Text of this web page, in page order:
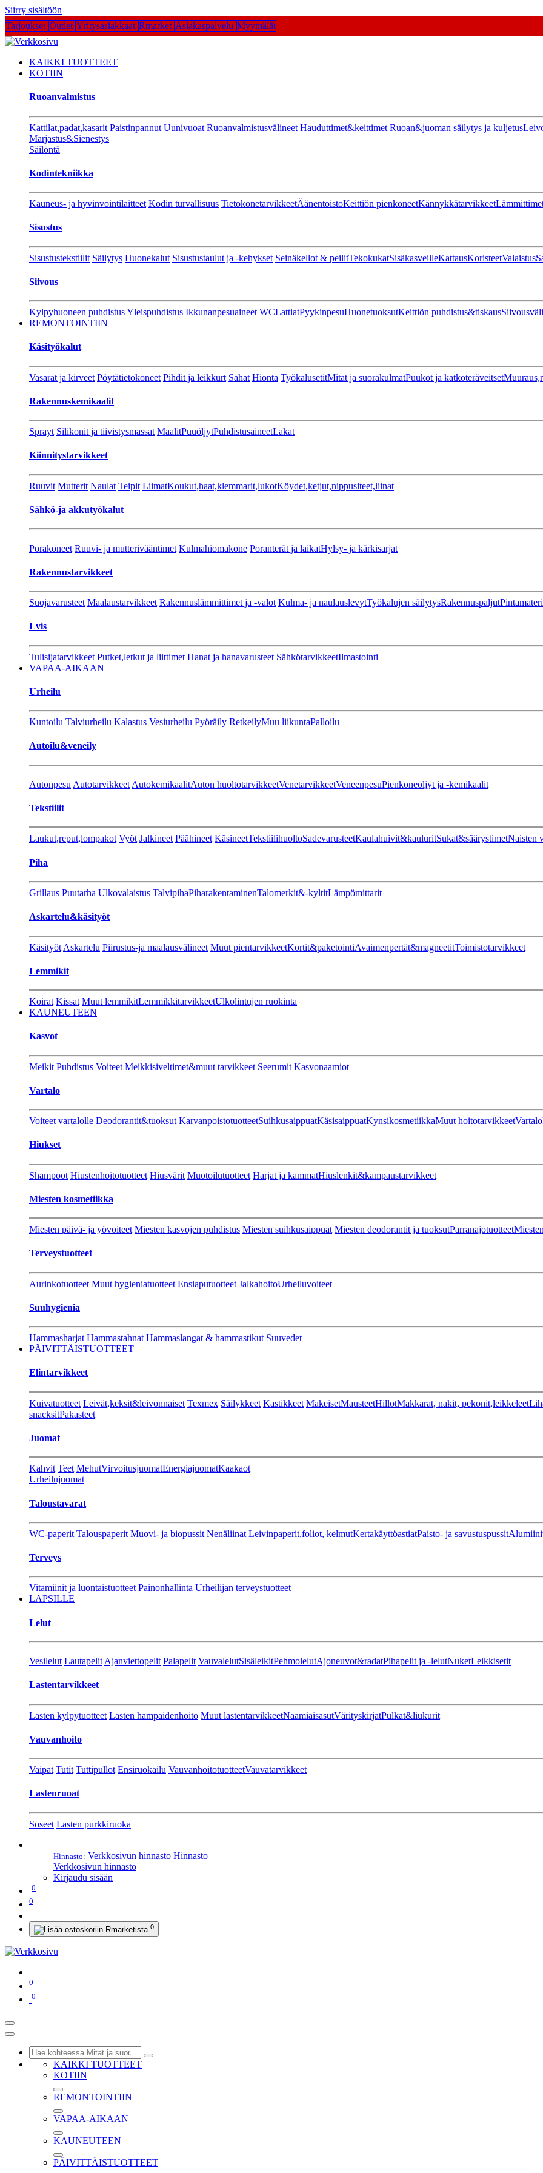
Siirry sisältöön
Tarjoukset Outlet Yritysasiakkaat Rmarket Asiakaspalvelu Myymälät
KAIKKI TUOTTEET
KOTIIN
Ruoanvalmistus
Kattilat,padat,kasarit Paistinpannut Uunivuoat Ruoanvalmistusvälineet Hauduttimet&keittimet Ruoan&juoman säilytys ja kuljetus
Marjastus&Sienestys
Säilöntä
Kodintekniikka
Kauneus- ja hyvinvointilaitteet Kodin turvallisuus TietokonetarvikkeetÄänentoistoKeittiön pienkoneetKännykkätarvikkeet
Sisustus
Sisustustekstiilit Säilytys Huonekalut Sisustustaulut ja -kehykset Seinäkellot & peilitTekokukatSisäkasveilleKattausKoristeetValaistus
Siivous
Kylpyhuoneen puhdistusYleispuhdistus Ikkunanpesuaineet WCLattiatPyykinpesuHuonetuoksutKeittiön puhdistus&tiskaus
REMONTOINTIIN
Käsityökalut
Vasarat ja kirveet Pöytätietokoneet Pihdit ja leikkurt Sahat Hionta TyökalusetitMitat ja suorakulmatPuukot ja katkoteräveitset
Rakennuskemikaalit
Sprayt Silikonit ja tiivistysmassat MaalitPuuöljytPuhdistusaineetLakat
Kiinnitystarvikkeet
Ruuvit Mutterit Naulat Teipit LiimatKoukut,haat,klemmarit,lukotKöydet,ketjut,nippusiteet,liinat
Sähkö-ja akkutyökalut
Porakoneet Ruuvi- ja mutterivääntimet Kulmahiomakone Poranterät ja laikatHylsy- ja kärkisarjat
Rakennustarvikkeet
Suojavarusteet Maalaustarvikkeet Rakennuslämmittimet ja -valot Kulma- ja naulauslevytTyökalujen säilytysRakennuspaljut
Lvis
Tulisijatarvikkeet Putket,letkut ja liittimet Hanat ja hanavarusteet SähkötarvikkeetIlmastointi
VAPAA-AIKAAN
Urheilu
Kuntoilu Talviurheilu Kalastus Vesiurheilu Pyöräily RetkeilyMuu liikuntaPalloilu
Autoilu&veneily
Autonpesu Autotarvikkeet AutokemikaalitAuton huoltotarvikkeetVenetarvikkeetVeneenpesuPienkoneöljyt ja -kemikaalit
Tekstiilit
Laukut,reput,lompakot Vyöt Jalkineet Päähineet KäsineetTekstiilihuoltoSadevarusteetKaulahuivit&kauluritSukat&säärystimetNaisten
Piha
Grillaus Puutarha Ulkovalaistus TalvipihaPiharakentaminenTalomerkit&-kyltitLämpömittarit
Askartelu&käsityöt
Käsityöt Askartelu Piirustus-ja maalausvälineet Muut pientarvikkeetKortit&paketointiAvaimenpertät&magneetitToimistotarvikkeet
Lemmikit
Koirat Kissat Muut lemmikitLemmikkitarvikkeetUlkolintujen ruokinta
KAUNEUTEEN
Kasvot
Meikit Puhdistus Voiteet Meikkisiveltimet&muut tarvikkeet Seerumit Kasvonaamiot
Vartalo
Voiteet vartalolle Deodorantit&tuoksut KarvanpoistotuotteetSuihkusaippuatKäsisaippuatKynsikosmetiikkaMuut hoitotarvikkeet
Hiukset
Shampoot Hiustenhoitotuotteet Hiusvärit Muotoilutuotteet Harjat ja kammatHiuslenkit&kampaustarvikkeet
Miesten kosmetiikka
Miesten päivä- ja yövoiteet Miesten kasvojen puhdistus Miesten suihkusaippuat Miesten deodorantit ja tuoksutParranajotuotteet
Terveystuotteet
Aurinkotuotteet Muut hygieniatuotteet Ensiaputuotteet JalkahoitoUrheiluvoiteet
Suuhygienia
Hammasharjat Hammastahnat Hammaslangat & hammastikut Suuvedet
PÄIVITTÄISTUOTTEET
Elintarvikkeet
Kuivatuotteet Leivät,keksit&leivonnaiset Texmex Säilykkeet Kastikkeet MakeisetMausteetHillotMakkarat, nakit, pekonit,leikkeleet
snacksitPakasteet
Juomat
Kahvit Teet MehutVirvoitusjuomatEnergiajuomatKaakaot
Urheilujuomat
Taloustavarat
WC-paperit Talouspaperit Muovi- ja biopussit Nenäliinat Leivinpaperit,foliot, kelmutKertakäyttöastiatPaisto- ja savustuspussit
Terveys
Vitamiinit ja luontaistuotteet Painonhallinta Urheilijan terveystuotteet
LAPSILLE
Lelut
Vesilelut Lautapelit Ajanviettopelit Palapelit VauvalelutSisäleikitPehmolelutAjoneuvot&radatPihapelit ja -lelutNuketLeikkisetit
Lastentarvikkeet
Lasten kylpytuotteet Lasten hampaidenhoito Muut lastentarvikkeetNaamiaisasutVärityskirjatPulkat&liukurit
Vauvanhoito
Vaipat Tutit Tuttipullot Ensiruokailu VauvanhoitotuotteetVauvatarvikkeet
Lastenruoat
Soseet Lasten purkkiruoka
Hinnasto: Verkkosivun hinnasto Hinnasto
Verkkosivun hinnasto
Kirjaudu sisään
0
0
0
0
0
KAIKKI TUOTTEET
KOTIIN
REMONTOINTIIN
VAPAA-AIKAAN
KAUNEUTEEN
PÄIVITTÄISTUOTTEET